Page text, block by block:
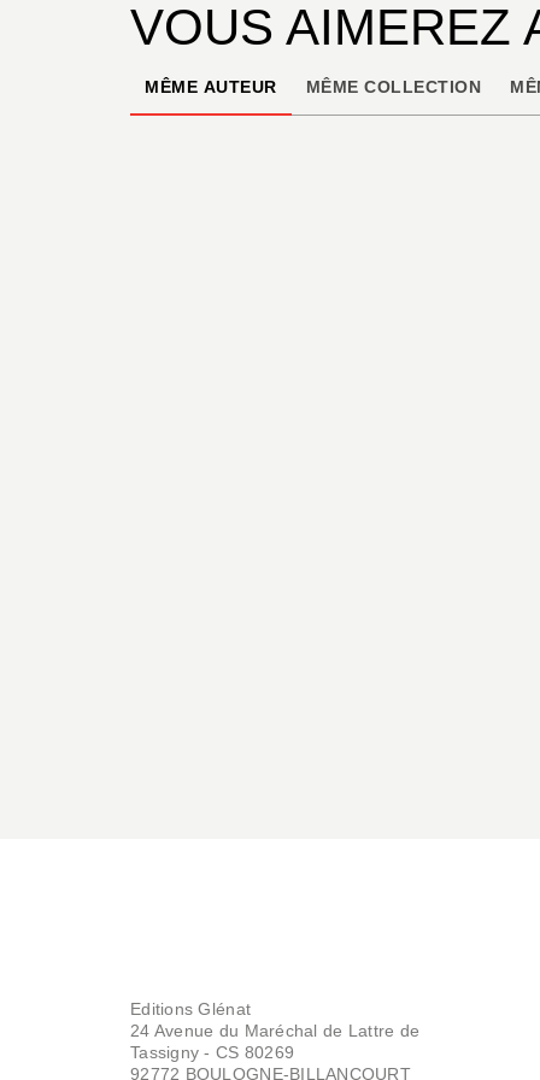
VOUS AIMEREZ
MÊME AUTEUR MÊME COLLECTION
Editions Glénat
24 Avenue du Maréchal de Lattre de
Tassigny - CS 80269
92772 BOULOGNE-BILLANCOURT